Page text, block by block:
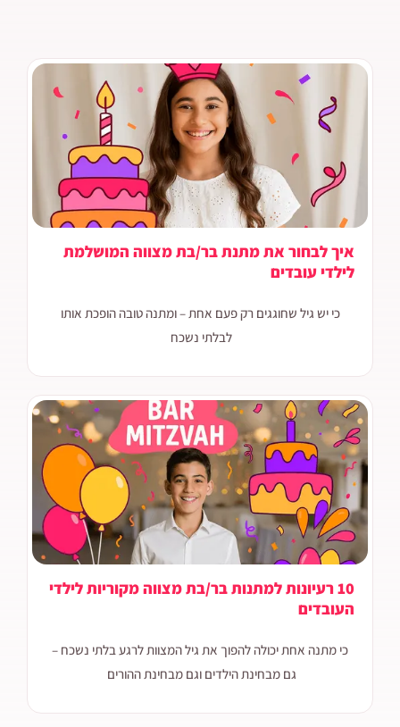
איך לבחור את מתנת בר/בת מצווה המושלמת
לילדי עובדים
כי יש גיל שחוגגים רק פעם אחת – ומתנה טובה הופכת אותו
לבלתי נשכח
10 רעיונות למתנות בר/בת מצווה מקוריות לילדי
העובדים
כי מתנה אחת יכולה להפוך את גיל המצוות לרגע בלתי נשכח –
גם מבחינת הילדים וגם מבחינת ההורים